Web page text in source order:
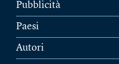
Pubblicità
Paesi
Autori